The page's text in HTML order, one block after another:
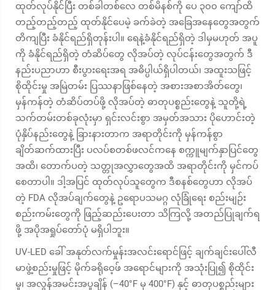
ထုတ်လုပ်နိုင်ပြီး တစ်ခါတစ်လေ တစ်မိနစ်ကို ပေ ၃၀၀ ကျော်ထိ
တည့်တည့်တည့် ထုတ်နိုင်ပေမဲ့ ခက်ခဲတဲ့ အခြေအနေတွေအတွက်
တိကျပြီး ခံနိုင်ရည်ရှိတုန်းပါ။ ရေနဲ့ခံနိုင်ရည်ရှိတဲ့ ဒါမှမဟုတ် အပူ
ကို ခံနိုင်ရည်ရှိတဲ့ တံဆိပ်တွေ လိုအပ်တဲ့ လုပ်ငန်းတွေအတွက် ဒီ
နည်းပညာဟာ စီးပွားရေးအရ အဓိပ္ပါယ်ရှိပါတယ်၊ အထူးသဖြင့်
စိုထိုင်းမှု အမြဲတမ်း ပြဿနာဖြစ်နေတဲ့ အစားအစာအိတ်တွေ၊
မှန်ကန်တဲ့ တံဆိပ်တပ်ဖို့ လိုအပ်တဲ့ ဓာတုပစ္စည်းတွေနဲ့ သူတို့ရဲ့
သက်တမ်းတစ်ခုလုံးမှာ ရှင်းလင်းစွာ အမှတ်အသား ပိုဟောင်းတဲ့
ပုံနှိပ်နည်းတွေနဲ့ ခြားနားတာက အရာတိုင်းကို မှန်ကန်စွာ
ချိတ်ဆက်ထားပြီး ပလပ်စတစ်ဖလင်ကနေ စက္ကူမျက်နှာပြင်တွေ
အထိ၊ တောက်ပတဲ့ သတ္တုအလွှာတွေအထိ အရာတိုင်းကို မှင်ကပ်
စေတာပါ။ ဒါ့အပြင် ထုတ်လုပ်သူတွေက ဒီစနစ်တွေဟာ လိုအပ်
တဲ့ FDA လိုအပ်ချက်တွေနဲ့ ဥရောပသမဂ္ဂ လုံခြုံရေး စည်းမျဉ်း
စည်းကမ်းတွေကို ဖြည့်ဆည်းပေးတာ သိကြလို့ အတည်ပြုချက်ရ
ဖို့ အပိုအရှုပ်တော်ပုံ မရှိပါဘူး။
UV-LED ခေါ် အနုတ်လက်မှုန်းအလင်းရောင်ဖြင့် ချက်ချင်းပေါ်လီ
မာဖွဲ့စည်းမှုဖြင့် မိုက်ခရိုဝေ့ဖ် အရောင်များကို အသုံးပြု၍ စိုထိုင်း
မှု၊ အလွန်အမင်းအပူချိန် (–40°F မှ 400°F) နှင့် ဓာတုပစ္စည်းများ